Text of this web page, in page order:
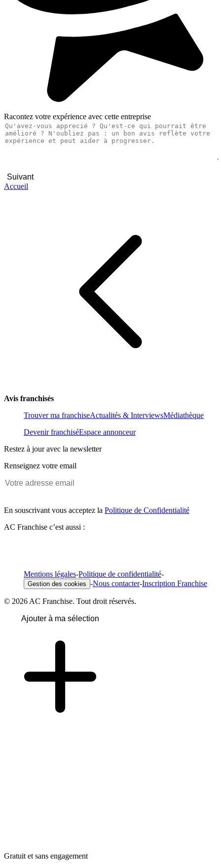
Racontez votre expérience avec cette entreprise
Suivant
Accueil
Avis franchisés
Trouver ma franchiseActualités & InterviewsMédiathèque
Devenir franchiséEspace annonceur
Restez à jour avec la newsletter
Renseignez votre email
En souscrivant vous acceptez la Politique de Confidentialité
AC Franchise c’est aussi :
Mentions légales-Politique de confidentialité-
Gestion des cookies -Nous contacter-Inscription Franchise
© 2026 AC Franchise. Tout droit réservés.
Ajouter à ma sélection
Gratuit et sans engagement